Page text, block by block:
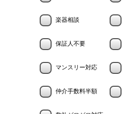
楽器相談
保証人不要
マンスリー対応
仲介手数料半額